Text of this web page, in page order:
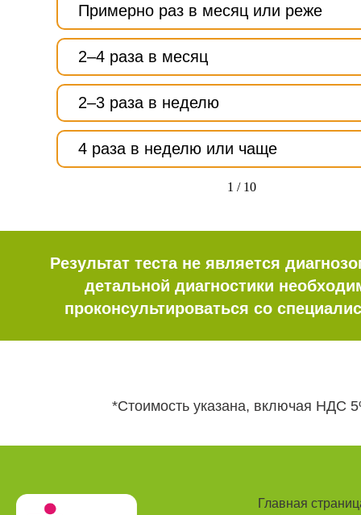
Примерно раз в месяц или реже
2–4 раза в месяц
2–3 раза в неделю
4 раза в неделю или чаще
1 / 10
Результат теста не является
детальной диагностики
проконсультироваться со
*Стоимость указана, включая НДС
Главная